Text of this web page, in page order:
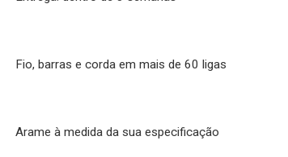
Fio, barras e corda em mais de 60 ligas
Arame à medida da sua especificação